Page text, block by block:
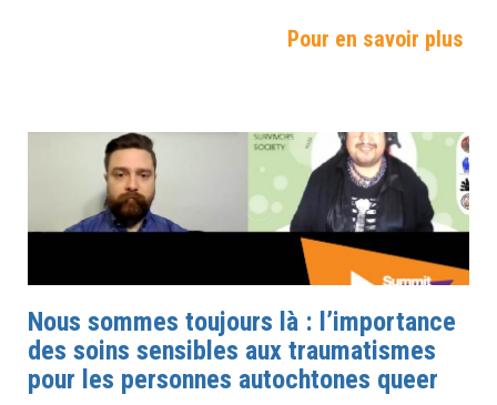
Pour en savoir plus
Nous sommes toujours là : l’importance
des soins sensibles aux traumatismes
pour les personnes autochtones queer